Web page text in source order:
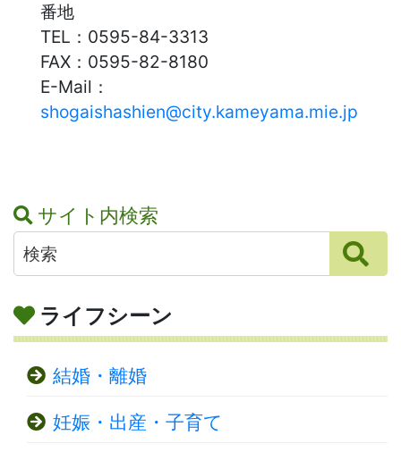
番地
TEL： 0595-84-3313
FAX： 0595-82-8180
E-Mail：
shogaishashien@city.kameyama.mie.jp
サイト内検索
ライフシーン
結婚・離婚
妊娠・出産・子育て